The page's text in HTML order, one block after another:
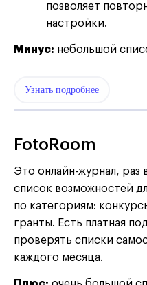
позволяет
настройки.
Минус: небольшой
Узнать подробнее
FotoRoom
Это онлайн-журнал,
список возможностей
по категориям:
гранты. Есть платная
проверять списки
каждого месяца.